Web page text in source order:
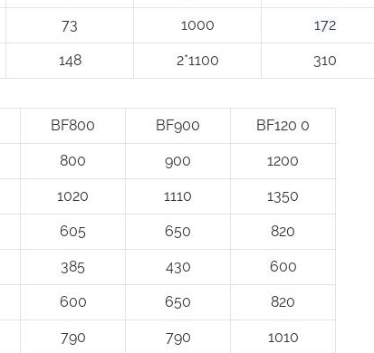
73 1000 172
148 2*1100 310
BF800 BF900 BF120 0
800 900 1200
1020 1110 1350
605 650 820
385 430 600
600 650 820
790 790 1010